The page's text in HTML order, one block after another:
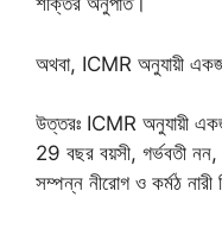
অথবা, ICMR অনুযায়ী একজন
উত্তরঃ ICMR অনুযায়ী
29 বছর বয়সী, গর্ভবতী
সম্পন্ন নীরোগ ও কর্মঠ নারী